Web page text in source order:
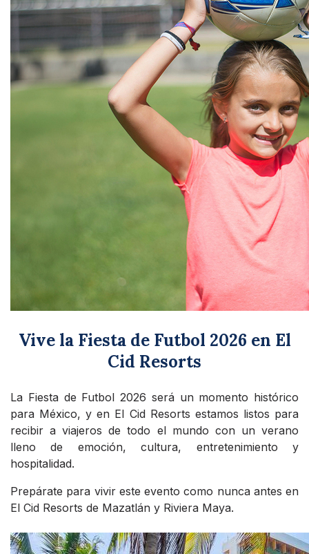
Vive la Fiesta de Futbol 2026 en El
Cid Resorts
La Fiesta de Futbol 2026 será un momento histórico
para México, y en El Cid Resorts estamos listos para
recibir a viajeros de todo el mundo con un verano
lleno de emoción, cultura, entretenimiento y
hospitalidad.
Prepárate para vivir este evento como nunca antes en
El Cid Resorts de Mazatlán y Riviera Maya.